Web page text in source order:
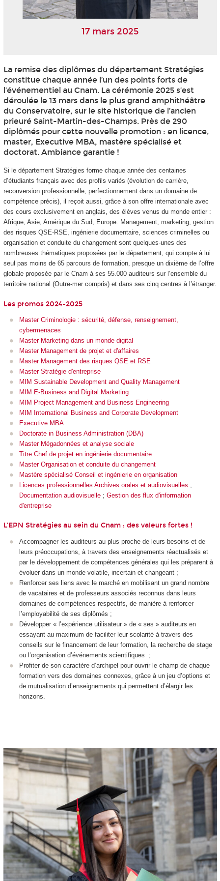
17 mars 2025
La remise des diplômes du département Stratégies
constitue chaque année l’un des points forts de
l’événementiel au Cnam. La cérémonie 2025 s’est
déroulée le 13 mars dans le plus grand amphithéâtre
du Conservatoire, sur le site historique de l’ancien
prieuré Saint-Martin-des-Champs. Près de 290
diplômés pour cette nouvelle promotion : en licence,
master, Executive MBA, mastère spécialisé et
doctorat. Ambiance garantie !
Si le département Stratégies forme chaque année des centaines
d’étudiants français avec des profils variés (évolution de carrière,
reconversion professionnelle, perfectionnement dans un domaine de
compétence précis), il reçoit aussi, grâce à son offre internationale avec
des cours exclusivement en anglais, des élèves venus du monde entier :
Afrique, Asie, Amérique du Sud, Europe. Management, marketing, gestion
des risques QSE-RSE, ingénierie documentaire, sciences criminelles ou
organisation et conduite du changement sont quelques-unes des
nombreuses thématiques proposées par le département, qui compte à lui
seul pas moins de 65 parcours de formation, presque un dixième de l’offre
globale proposée par le Cnam à ses 55.000 auditeurs sur l’ensemble du
territoire national (Outre-mer compris) et dans ses cinq centres à l’étranger.
Les promos 2024-2025
Master Criminologie : sécurité, défense, renseignement,
cybermenaces
Master Marketing dans un monde digital
Master Management de projet et d'affaires
Master Management des risques QSE et RSE
Master Stratégie d'entreprise
MIM Sustainable Development and Quality Management
MIM E-Business and Digital Marketing
MIM Project Management and Business Engineering
MIM International Business and Corporate Development
Executive MBA
Doctorate in Business Administration (DBA)
Master Mégadonnées et analyse sociale
Titre Chef de projet en ingénierie documentaire
Master Organisation et conduite du changement
Mastère spécialisé Conseil et ingénierie en organisation
Licences professionnelles Archives orales et audiovisuelles ;
Documentation audiovisuelle ; Gestion des flux d'information
d'entreprise
L’EPN Stratégies au sein du Cnam : des valeurs fortes !
Accompagner les auditeurs au plus proche de leurs besoins et de
leurs préoccupations, à travers des enseignements réactualisés et
par le développement de compétences générales qui les préparent à
évoluer dans un monde volatile, incertain et changeant ;
Renforcer ses liens avec le marché en mobilisant un grand nombre
de vacataires et de professeurs associés reconnus dans leurs
domaines de compétences respectifs, de manière à renforcer
l’employabilité de ses diplômés ;
Développer « l’expérience utilisateur » de « ses » auditeurs en
essayant au maximum de faciliter leur scolarité à travers des
conseils sur le financement de leur formation, la recherche de stage
ou l’organisation d’événements scientifiques ;
Profiter de son caractère d’archipel pour ouvrir le champ de chaque
formation vers des domaines connexes, grâce à un jeu d’options et
de mutualisation d’enseignements qui permettent d’élargir les
horizons.